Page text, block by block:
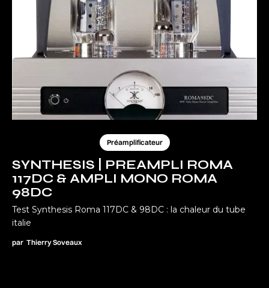
Préamplificateur
SYNTHESIS | PREAMPLI ROMA
117DC & AMPLI MONO ROMA
98DC
Test Synthesis Roma 117DC & 98DC : la chaleur du tube
italie
par Thierry Soveaux